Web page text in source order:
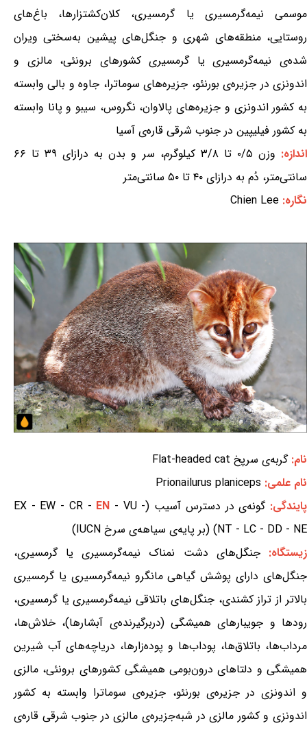
موسمی نیمه‌گرمسیری یا گرمسیری، کلان‌کشتزارها، باغ‌های
روستایی، منطقه‌های شهری و جنگل‌های پیشین به‌سختی ویران
شده‌ی نیمه‌گرمسیری یا گرمسیری کشورهای برونئی، مالزی و
اندونزی در جزیره‌ی بورنئو، جزیره‌های سوماترا، جاوه و بالی وابسته
به کشور اندونزی و جزیره‌های پالاوان، نگروس، سیبو و پانا وابسته
به کشور فیلیپین در جنوب شرقی قاره‌ی آسیا
اندازه:
وزن ۰/۵ تا ۳/۸ کیلوگرم، سر و بدن به درازای ۳۹ تا ۶۶
سانتی‌متر، دُم به درازای ۴۰ تا ۵۰ سانتی‌متر
نگاره: Chien Lee
نام:گربه‌ی سرپخ Flat-headed cat
نام علمی: Prionailurus planiceps
پایندگی:گونه‌ی در دسترس آسیب (EX - EW - CR - EN - VU -
NT - LC - DD - NE) (بر پایه‌ی سیاهه‌ی سرخ IUCN)
زیستگاه:جنگل‌های دشت نمناک نیمه‌گرمسیری یا گرمسیری،
جنگل‌های دارای پوشش گیاهی مانگرو نیمه‌گرمسیری یا گرمسیری
بالاتر از تراز کشندی، جنگل‌های باتلاقی نیمه‌گرمسیری یا گرمسیری،
رودها و جویبارهای همیشگی (دربرگیرنده‌ی آبشارها)، خلاش‌ها،
مرداب‌ها، باتلاق‌ها، پوداب‌ها و پوده‌زارها، دریاچه‌های آب شیرین
همیشگی و دلتاهای درون‌بومی همیشگی کشورهای برونئی، مالزی
و اندونزی در جزیره‌ی بورنئو، جزیره‌ی سوماترا وابسته به کشور
اندونزی و کشور مالزی در شبه‌جزیره‌ی مالزی در جنوب شرقی قاره‌ی